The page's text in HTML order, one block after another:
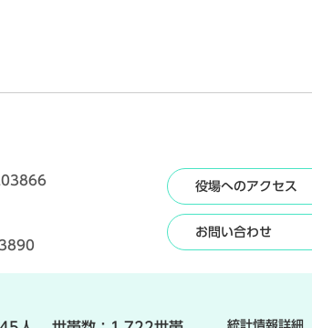
役場へのアクセス
お問い合わせ
統計情報詳細